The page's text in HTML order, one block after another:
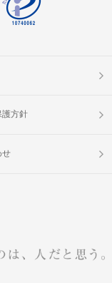
護方針
せ